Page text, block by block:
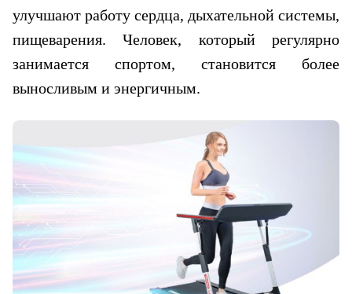
улучшают работу сердца, дыхательной системы,
пищеварения. Человек, который регулярно
занимается спортом, становится более
выносливым и энергичным.